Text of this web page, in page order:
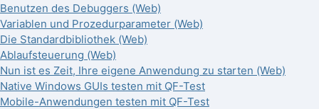
Benutzen des Debuggers (Web)
Variablen und Prozedurparameter (Web)
Die Standardbibliothek (Web)
Ablaufsteuerung (Web)
Nun ist es Zeit, Ihre eigene Anwendung zu starten (Web)
Native Windows GUIs testen mit QF-Test
Mobile-Anwendungen testen mit QF-Test